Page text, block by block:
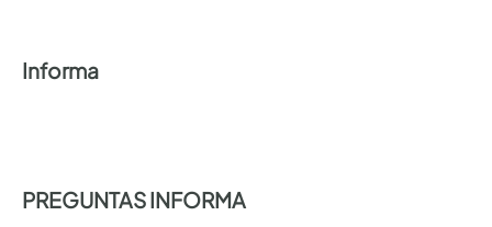
Informa
PREGUNTAS INFORMA